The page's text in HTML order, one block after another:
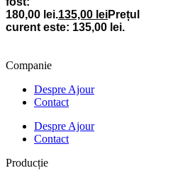
180,00 lei.135,00 leiPrețul
curent este: 135,00 lei.
Companie
Despre Ajour
Contact
Despre Ajour
Contact
Producție